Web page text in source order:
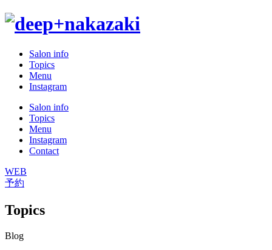
Salon info
Topics
Menu
Instagram
Salon info
Topics
Menu
Instagram
Contact
WEB
予約
Topics
Blog